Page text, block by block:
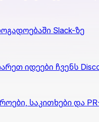
Slack-ზე
იდეები ჩვენს
საკითხები და